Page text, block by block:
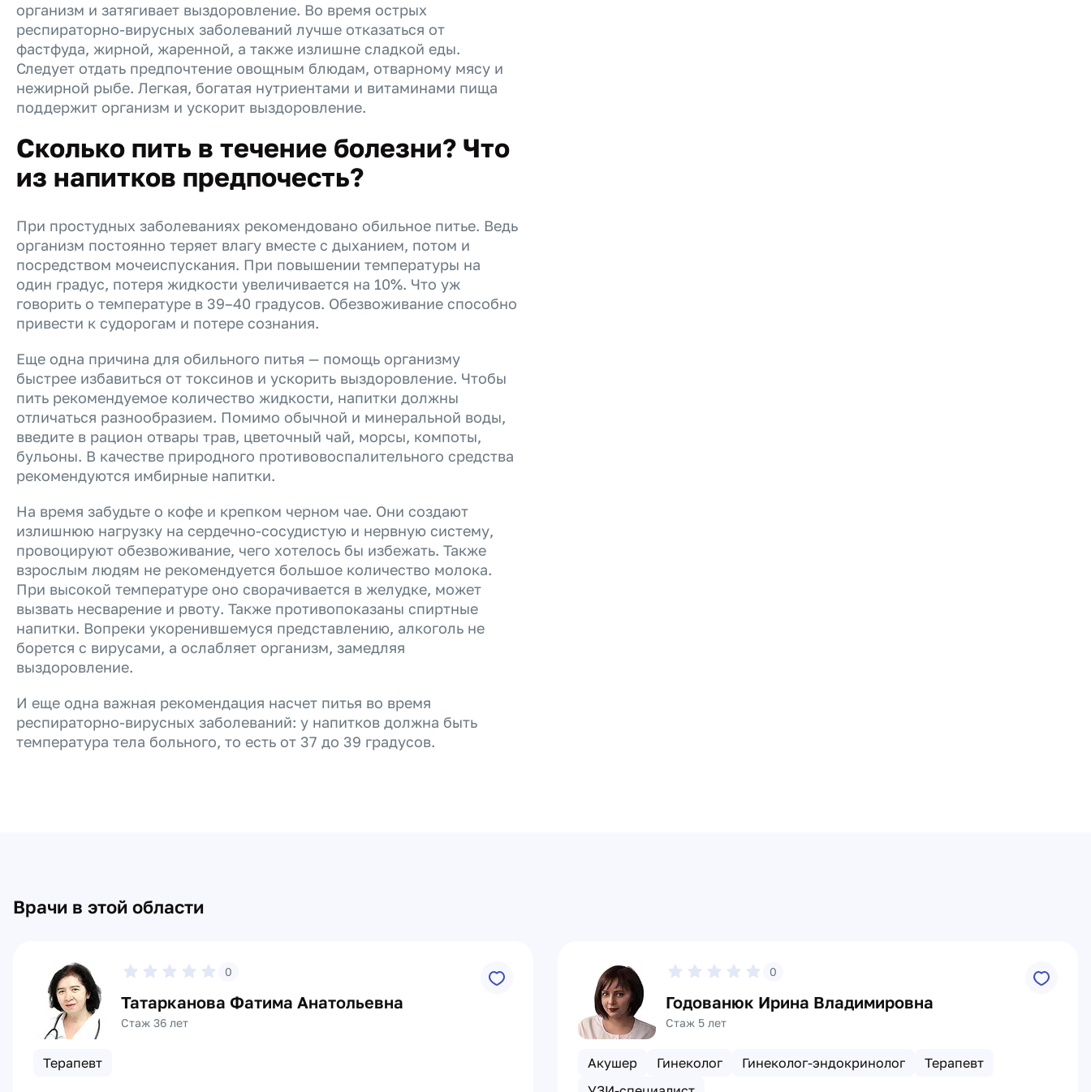
организм и затягивает выздоровление. Во время острых
респираторно-вирусных заболеваний лучше отказаться от
фастфуда, жирной, жаренной, а также излишне сладкой еды.
Следует отдать предпочтение овощным блюдам, отварному мясу и
нежирной рыбе. Легкая, богатая нутриентами и витаминами пища
поддержит организм и ускорит выздоровление.
Сколько пить в течение болезни? Что
из напитков предпочесть?
При простудных заболеваниях рекомендовано обильное питье. Ведь
организм постоянно теряет влагу вместе с дыханием, потом и
посредством мочеиспускания. При повышении температуры на
один градус, потеря жидкости увеличивается на 10%. Что уж
говорить о температуре в 39–40 градусов. Обезвоживание способно
привести к судорогам и потере сознания.
Еще одна причина для обильного питья — помощь организму
быстрее избавиться от токсинов и ускорить выздоровление. Чтобы
пить рекомендуемое количество жидкости, напитки должны
отличаться разнообразием. Помимо обычной и минеральной воды,
введите в рацион отвары трав, цветочный чай, морсы, компоты,
бульоны. В качестве природного противовоспалительного средства
рекомендуются имбирные напитки.
На время забудьте о кофе и крепком черном чае. Они создают
излишнюю нагрузку на сердечно-сосудистую и нервную систему,
провоцируют обезвоживание, чего хотелось бы избежать. Также
взрослым людям не рекомендуется большое количество молока.
При высокой температуре оно сворачивается в желудке, может
вызвать несварение и рвоту. Также противопоказаны спиртные
напитки. Вопреки укоренившемуся представлению, алкоголь не
борется с вирусами, а ослабляет организм, замедляя
выздоровление.
И еще одна важная рекомендация насчет питья во время
респираторно-вирусных заболеваний: у напитков должна быть
температура тела больного, то есть от 37 до 39 градусов.
Врачи в этой области
0
Татарканова Фатима Анатольевна
Стаж 36 лет
Терапевт
0
Годованюк Ирина Владимировна
Стаж 5 лет
Акушер Гинеколог Гинеколог-эндокринолог
Терапевт